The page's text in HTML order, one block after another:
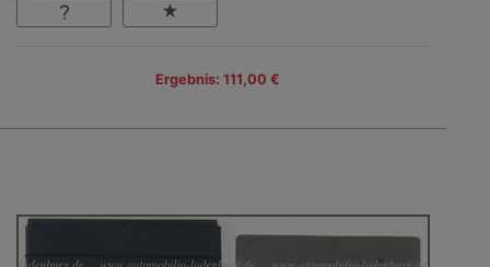
Ergebnis: 111,00 €